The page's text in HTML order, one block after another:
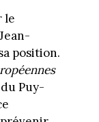
le
position.
Puy-